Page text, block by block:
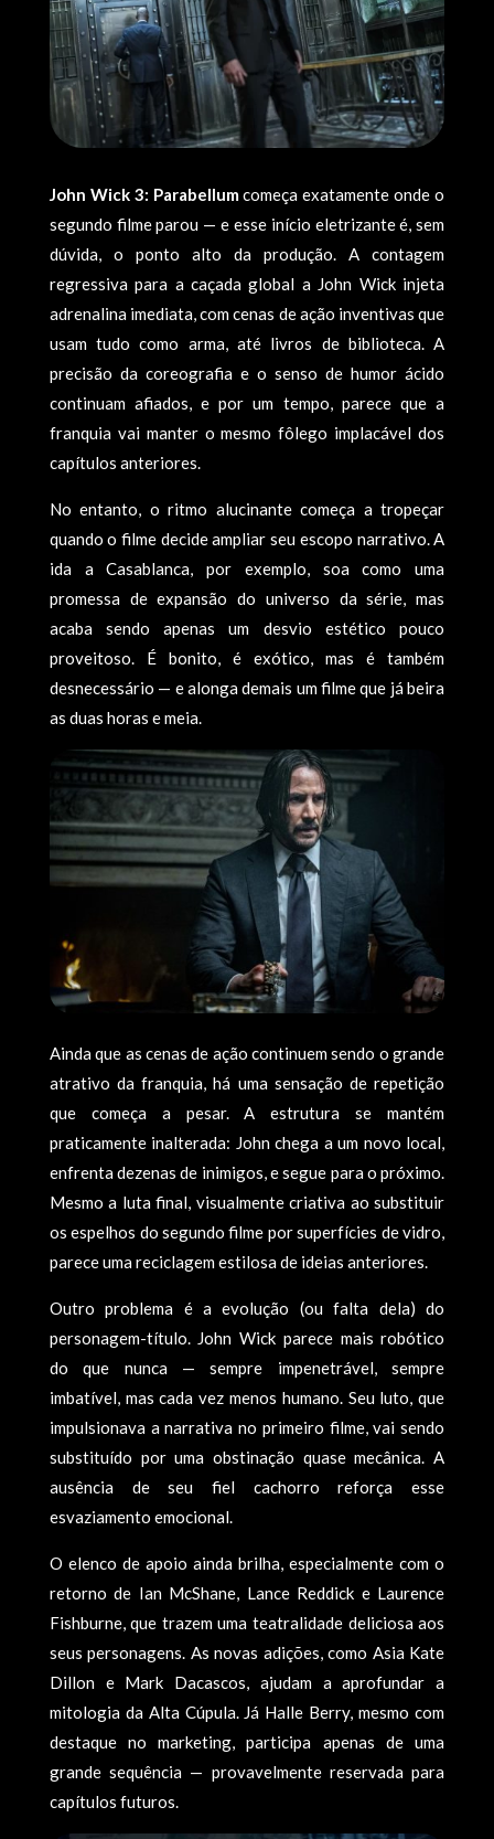
John Wick 3: Parabellumcomeça exatamente onde o
segundo filme parou — e esse início eletrizante é, sem
dúvida, o ponto alto da produção. A contagem
regressiva para a caçada global a John Wick injeta
adrenalina imediata, com cenas de ação inventivas que
usam tudo como arma, até livros de biblioteca. A
precisão da coreografia e o senso de humor ácido
continuam afiados, e por um tempo, parece que a
franquia vai manter o mesmo fôlego implacável dos
capítulos anteriores.
No entanto, o ritmo alucinante começa a tropeçar
quando o filme decide ampliar seu escopo narrativo. A
ida a Casablanca, por exemplo, soa como uma
promessa de expansão do universo da série, mas
acaba sendo apenas um desvio estético pouco
proveitoso. É bonito, é exótico, mas é também
desnecessário — e alonga demais um filme que já beira
as duas horas e meia.
Ainda que as cenas de ação continuem sendo o grande
atrativo da franquia, há uma sensação de repetição
que começa a pesar. A estrutura se mantém
praticamente inalterada: John chega a um novo local,
enfrenta dezenas de inimigos, e segue para o próximo.
Mesmo a luta final, visualmente criativa ao substituir
os espelhos do segundo filme por superfícies de vidro,
parece uma reciclagem estilosa de ideias anteriores.
Outro problema é a evolução (ou falta dela) do
personagem-título. John Wick parece mais robótico
do que nunca — sempre impenetrável, sempre
imbatível, mas cada vez menos humano. Seu luto, que
impulsionava a narrativa no primeiro filme, vai sendo
substituído por uma obstinação quase mecânica. A
ausência de seu fiel cachorro reforça esse
esvaziamento emocional.
O elenco de apoio ainda brilha, especialmente com o
retorno de Ian McShane, Lance Reddick e Laurence
Fishburne, que trazem uma teatralidade deliciosa aos
seus personagens. As novas adições, como Asia Kate
Dillon e Mark Dacascos, ajudam a aprofundar a
mitologia da Alta Cúpula. Já Halle Berry, mesmo com
destaque no marketing, participa apenas de uma
grande sequência — provavelmente reservada para
capítulos futuros.